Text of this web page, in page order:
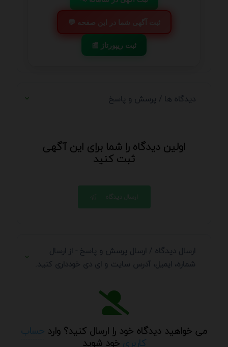
💬 ثبت آگهی شما در این صفحه
📰 ثبت ریپورتاژ
دیدگاه ها / پرسش و پاسخ
اولین دیدگاه را شما برای این آگهی
ثبت کنید
ارسال دیدگاه
ارسال دیدگاه / ارسال پرسش و پاسخ - از ارسال
شماره، ایمیل، آدرس سایت و ای دی خودداری کنید.
می خواهید دیدگاه خود را ارسال کنید؟ وارد حساب
کاربریخود شوید